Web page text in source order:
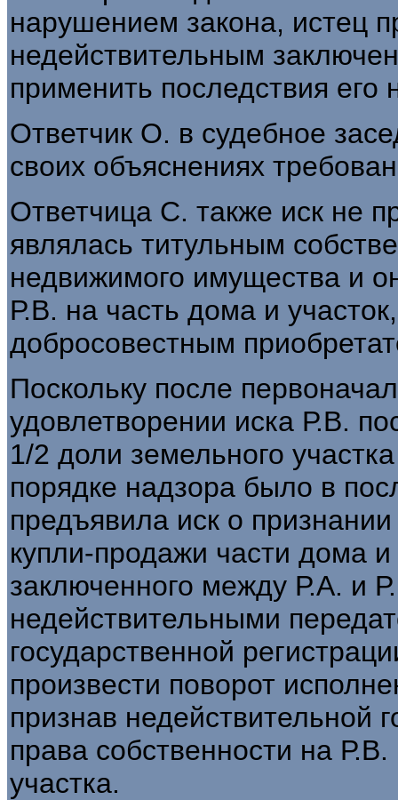
нарушением закона, истец
недействительным
применить последствия его
Ответчик О. в судебное
своих объяснениях
Ответчица С. также иск не
являлась титульным
недвижимого имущества и
Р.В. на часть дома и
добросовестным
Поскольку после
удовлетворении иска Р.В.
1/2 доли земельного
порядке надзора было в
предъявила иск о
купли-продажи части дома и
заключенного между Р.А. и
недействительными
государственной
произвести поворот
признав недействительной
права собственности на
участка.